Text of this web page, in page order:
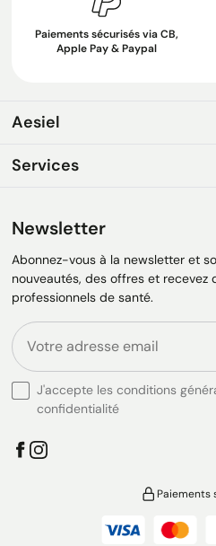
Paiements sécurisés via CB,
Apple Pay & Paypal
Aesiel
Services
Newsletter
Abonnez-vous à la newsletter et
nouveautés, des offres et recevez
professionnels de santé.
J'accepte les conditions
confidentialité
Paiements